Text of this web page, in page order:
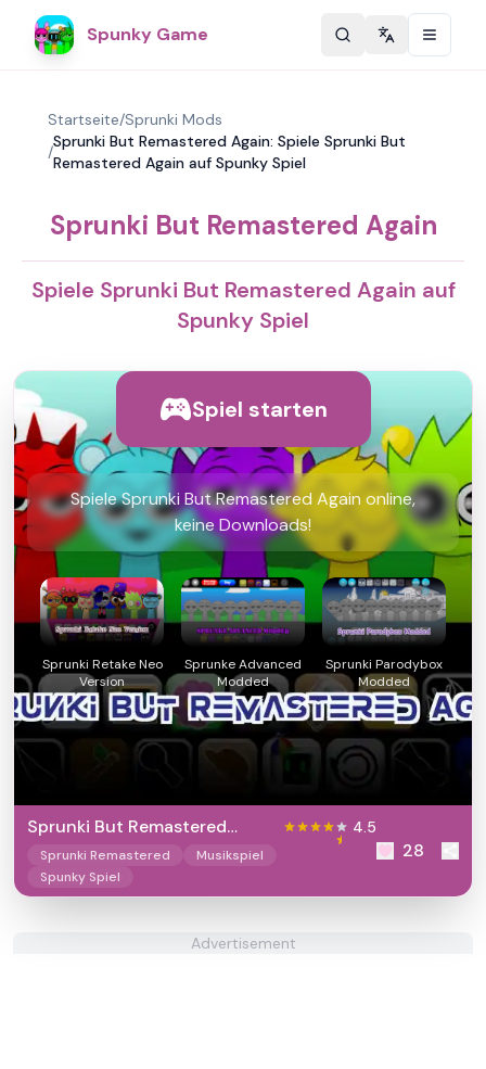
Spunky Game Change
Startseite/Sprunki Mods
/
Sprunki But Remastered Again: Spiele Sprunki But
Remastered Again auf Spunky Spiel
Sprunki But Remastered Again
Spiele Sprunki But Remastered Again auf
Spunky Spiel
Spiel starten
Spiele Sprunki But Remastered Again online,
keine Downloads!
Sprunki Retake Neo
Version
Sprunke Advanced
Modded
Sprunki Parodybox
Modded
Sprunki But Remastered
Again
4.5
Sprunki Remastered
Musikspiel
Spunky Spiel
28
Advertisement